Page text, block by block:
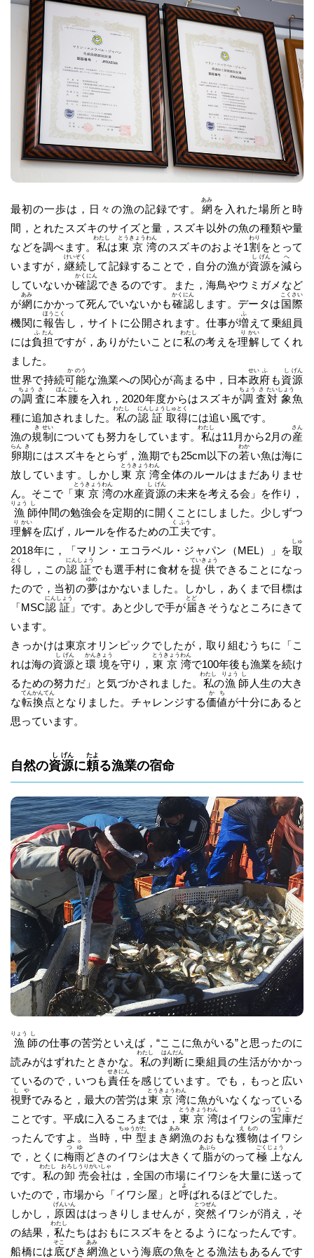
最初の一歩は，日々の漁の記録です。 網
あみ
を入れた場所と時
間，とれたスズキのサイズと量，スズキ以外の魚の種類や量
などを調べます。 私
わたし
は東
とう
京
きょう
湾
わん
のスズキのおよそ1割
わり
をとって
いますが， 継
けい
続
ぞく
して記録することで，自分の漁が資
し
源
げん
を減
へ
ら
していないか確
かく
認
にん
できるのです。また，海鳥やウミガメなど
が網
あみ
にかかって死んでいないかも確
かく
認
にん
します。データは国
こく
際
さい
機関に報
ほう
告
こく
し，サイトに公開されます。仕事が増
ふ
えて乗組員
には負
ふ
担
たん
ですが，ありがたいことに私
わたし
の考えを理
り
解
かい
してくれ
ました。
世界で持続可
か
能
のう
な漁業への関心が高まる中，日本政
せい
府
ふ
も資
し
源
げん
の調
ちょう
査
さ
に本
ほん
腰
ごし
を入れ，2020年度からはスズキが調
ちょう
査
さ
対
たい
象
しょう
魚
種に追加されました。 私
わたし
の認
にん
証
しょう
取
しゅ
得
とく
には追い風です。
漁の規
き
制
せい
についても努力をしています。 私
わたし
は11月から2月の産
さん
卵
らん
期
き
にはスズキをとらず，漁期でも25cm以下の若
わか
い魚は海に
放しています。しかし東
とう
京
きょう
湾
わん
全体のルールはまだありませ
ん。そこで「東
とう
京
きょう
湾
わん
の水産資
し
源
げん
の未来を考える会」を作り，
漁
りょう
師
し
仲間の勉強会を定期的に開くことにしました。少しずつ
理
り
解
かい
を広げ，ルールを作るための工
く
夫
ふう
です。
2018年に，「マリン・エコラベル・ジャパン（MEL）」を取
しゅ
得
とく
し，この認
にん
証
しょう
でも選手村に食材を提
てい
供
きょう
できることになっ
たので，当初の夢
ゆめ
はかないました。しかし，あくまで目標は
「MSC認
にん
証
しょう
」です。あと少しで手が届
とど
きそうなところにきて
います。
きっかけは東京オリンピックでしたが，取り組むうちに「こ
れは海の資
し
源
げん
と 環
かん
境
きょう
を守り， 東
とう
京
きょう
湾
わん
で100年後も漁業を続け
るための努力だ」と気づかされました。 私
わたし
の漁
りょう
師
し
人生の大き
な転
てん
換
かん
点
てん
となりました。チャレンジする価
か
値
ち
が十分にあると
思っています。
自然の資
し
源
げん
に頼
たよ
る漁業の宿命
漁
りょう
師
し
の仕事の苦労といえば，“ここに魚がいる”と思ったのに
読みがはずれたときかな。 私
わたし
の判
はん
断
だん
に乗組員の生活がかかっ
ているので，いつも責
せき
任
にん
を感じています。でも，もっと広い
視
し
野
や
でみると，最大の苦労は東
とう
京
きょう
湾
わん
に魚がいなくなっている
ことです。平成に入るころまでは， 東
とう
京
きょう
湾
わん
はイワシの宝
ほう
庫
こ
だ
ったんですよ。当時， 中
ちゅう
型
がた
まき 網
あみ
漁のおもな獲
え
物
もの
はイワシ
で，とくに梅
つ
雨
ゆ
どきのイワシは大きくて 脂
あぶら
がのって極
ごく
上
じょう
なん
です。 私
わたし
の卸
おろし
売
うり
会
がい
社
しゃ
は，全国の市場にイワシを大量に送って
いたので，市場から「イワシ屋」と呼
よ
ばれるほどでした。
しかし， 原
げん
因
いん
ははっきりしませんが， 突
とつ
然
ぜん
イワシが消え，そ
の結果， 私
わたし
たちはおもにスズキをとるようになったんです。
船橋には 底
そこ
びき 網
あみ
漁という海底の魚をとる漁法もあるんです